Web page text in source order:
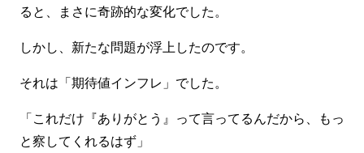
ると、まさに奇跡的な変化でした。
しかし、新たな問題が浮上したのです。
それは「期待値インフレ」でした。
「これだけ『ありがとう』って言ってるんだから、もっ
と察してくれるはず」